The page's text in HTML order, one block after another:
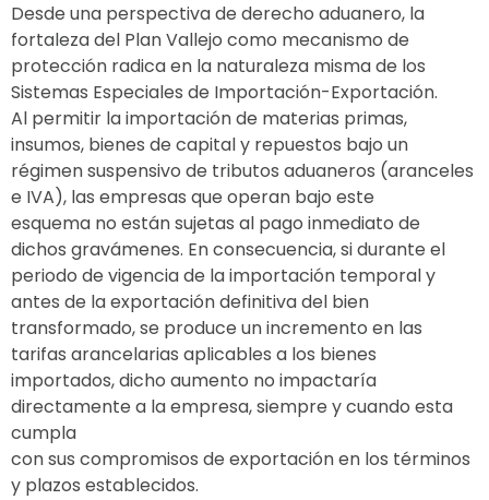
Desde una perspectiva de derecho aduanero, la
fortaleza del Plan Vallejo como mecanismo de
protección radica en la naturaleza misma de los
Sistemas Especiales de Importación-Exportación.
Al permitir la importación de materias primas,
insumos, bienes de capital y repuestos bajo un
régimen suspensivo de tributos aduaneros (aranceles
e IVA), las empresas que operan bajo este
esquema no están sujetas al pago inmediato de
dichos gravámenes. En consecuencia, si durante el
periodo de vigencia de la importación temporal y
antes de la exportación definitiva del bien
transformado, se produce un incremento en las
tarifas arancelarias aplicables a los bienes
importados, dicho aumento no impactaría
directamente a la empresa, siempre y cuando esta
cumpla
con sus compromisos de exportación en los términos
y plazos establecidos.